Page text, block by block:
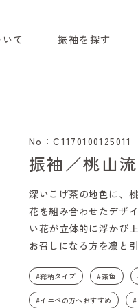
て 振袖を探す
No：C1170100125011
振袖／桃山
深いこげ茶の地色に、
花を組み合わせたデザ
い花が立体的に浮かび
お召しになる方を凛と
#総柄タイプ #茶色
#イエベの方へおすすめ